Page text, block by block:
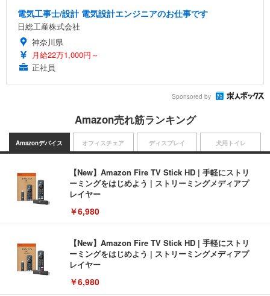
電気工事士/設計 電気設計エンジニアのお仕事です
日総工産株式会社
神奈川県
月給22万1,000円～
正社員
Sponsored by
Amazon売れ筋ランキング
Amazonデバイス
【New】Amazon Fire TV Stick HD | 手軽にストリ
ーミングをはじめよう | ストリーミングメディアプ
レイヤー
￥6,980
【New】Amazon Fire TV Stick HD | 手軽にストリ
ーミングをはじめよう | ストリーミングメディアプ
レイヤー
￥6,980
オフィスチェア ディスプレイ 犬用トイレ